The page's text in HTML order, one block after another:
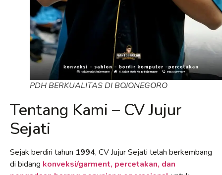
PDH BERKUALITAS DI BOJONEGORO
Tentang Kami – CV Jujur
Sejati
Sejak berdiri tahun 1994, CV Jujur Sejati telah berkembang
di bidang konveksi/garment, percetakan, dan